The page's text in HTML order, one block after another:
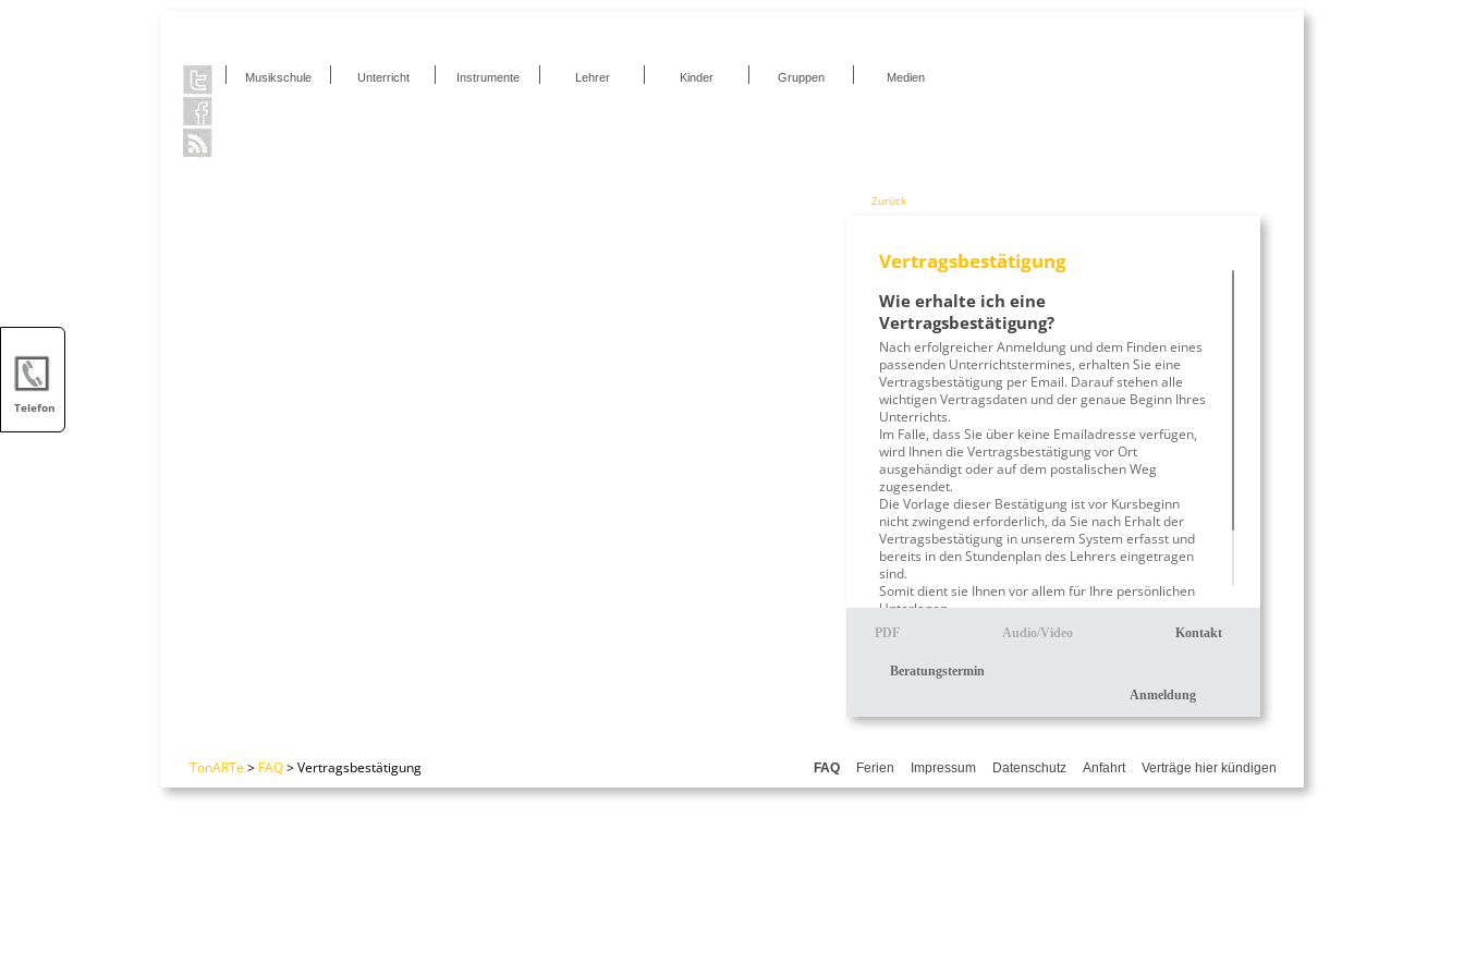
Telefon
Musikschule Unterricht Instrumente Lehrer Kinder Gruppen Medien
Zurück
Vertragsbestätigung
Wie erhalte ich eine
Vertragsbestätigung?
Nach erfolgreicher Anmeldung und dem Finden eines
passenden Unterrichtstermines, erhalten Sie eine
Vertragsbestätigung per Email. Darauf stehen alle
wichtigen Vertragsdaten und der genaue Beginn Ihres
Unterrichts.
Im Falle, dass Sie über keine Emailadresse verfügen,
wird Ihnen die Vertragsbestätigung vor Ort
ausgehändigt oder auf dem postalischen Weg
zugesendet.
Die Vorlage dieser Bestätigung ist vor Kursbeginn
nicht zwingend erforderlich, da Sie nach Erhalt der
Vertragsbestätigung in unserem System erfasst und
bereits in den Stundenplan des Lehrers eingetragen
sind.
Somit dient sie Ihnen vor allem für Ihre persönlichen
Unterlagen.
PDF Audio/Video Kontakt
Beratungstermin
Anmeldung
FAQ Ferien Impressum Datenschutz Anfahrt Verträge hier kündigen
TonARTe> FAQ>Vertragsbestätigung